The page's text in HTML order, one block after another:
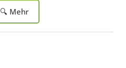
🔍 Mehr